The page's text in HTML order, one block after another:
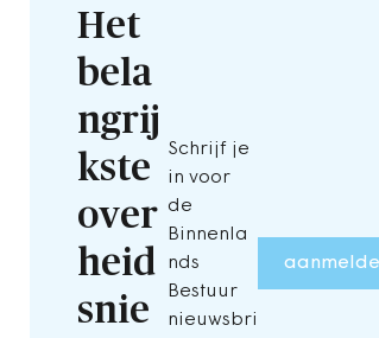
Het
bela
ngrij
kste
over
heid
snie
Schrijf je
in voor
de
Binnenla
nds
Bestuur
nieuwsbri